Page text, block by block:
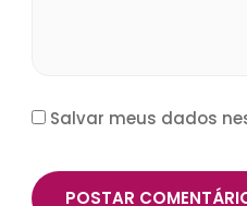
Salvar meus dados